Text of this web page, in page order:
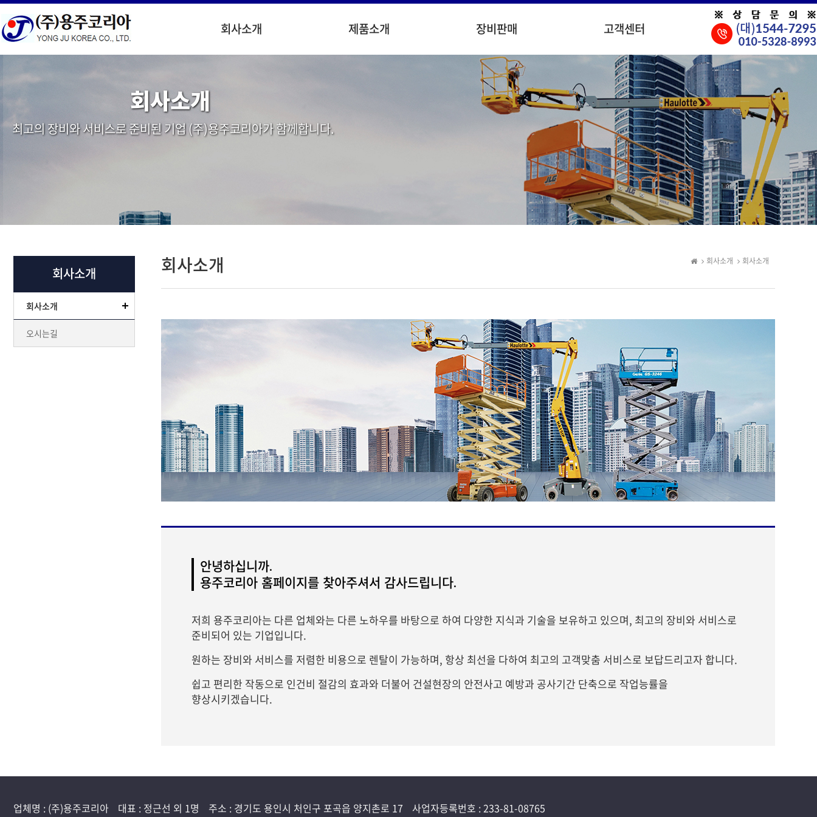
회사소개 제품소개 장비판매 고객센터
회사소개
최고의 장비와 서비스로 준비된 기업 (주)용주코리아가 함께합니다.
회사소개
회사소개
오시는길
회사소개 회사소개 회사소개
안녕하십니까.
용주코리아 홈페이지를 찾아주셔서 감사드립니다.
저희 용주코리아는 다른 업체와는 다른 노하우를 바탕으로 하여 다양한 지식과 기술을 보유하고 있으며, 최고의 장비와 서비스로
준비되어 있는 기업입니다.
원하는 장비와 서비스를 저렴한 비용으로 렌탈이 가능하며, 항상 최선을 다하여 최고의 고객맞춤 서비스로 보답드리고자 합니다.
쉽고 편리한 작동으로 인건비 절감의 효과와 더불어 건설현장의 안전사고 예방과 공사기간 단축으로 작업능률을
향상시키겠습니다.
업체명 : (주)용주코리아 대표 : 정근선 외 1명 주소 : 경기도 용인시 처인구 포곡읍 양지촌로 17
사업자등록번호 : 233-81-08765